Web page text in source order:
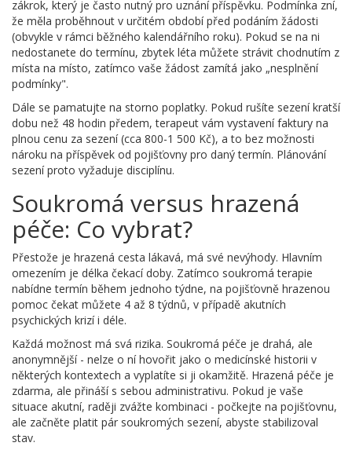
zákrok, který je často nutný pro uznání příspěvku. Podmínka zní,
že měla proběhnout v určitém období před podáním žádosti
(obvykle v rámci běžného kalendářního roku). Pokud se na ni
nedostanete do termínu, zbytek léta můžete strávit chodnutím z
místa na místo, zatímco vaše žádost zamítá jako „nesplnění
podmínky".
Dále se pamatujte na storno poplatky. Pokud rušíte sezení kratší
dobu než 48 hodin předem, terapeut vám vystavení faktury na
plnou cenu za sezení (cca 800-1 500 Kč), a to bez možnosti
nároku na příspěvek od pojišťovny pro daný termín. Plánování
sezení proto vyžaduje disciplínu.
Soukromá versus hrazená
péče: Co vybrat?
Přestože je hrazená cesta lákavá, má své nevýhody. Hlavním
omezením je délka čekací doby. Zatímco soukromá terapie
nabídne termín během jednoho týdne, na pojišťovně hrazenou
pomoc čekat můžete 4 až 8 týdnů, v případě akutních
psychických krizí i déle.
Každá možnost má svá rizika. Soukromá péče je drahá, ale
anonymnější - nelze o ní hovořit jako o medicínské historii v
některých kontextech a vyplatíte si ji okamžitě. Hrazená péče je
zdarma, ale přináší s sebou administrativu. Pokud je vaše
situace akutní, raději zvážte kombinaci - počkejte na pojišťovnu,
ale začněte platit pár soukromých sezení, abyste stabilizoval
stav.